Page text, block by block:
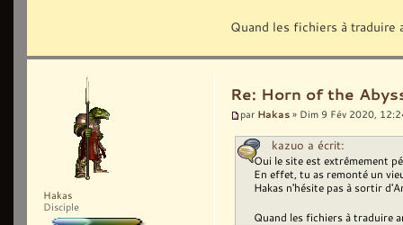
Quand les fichiers à traduire
Re: Horn of the
par Hakas » Dim 9 Fév 2020,
kazuo a écrit:
Oui le site est extrêmement
En effet, tu as remonté un
Hakas n'hésite pas à sortir
Quand les fichiers à traduire
Hakas
Disciple